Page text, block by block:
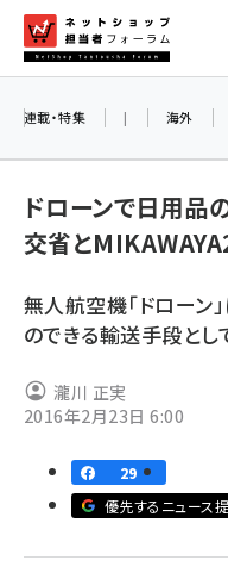
ン
ネッ
yahoo (1906)
ecbeing (1210)
base (1081)
連載・特集 | 海外
ドローンで日用品
交省と
無人航空機「ドローン
のできる輸送手段とし
瀧川 正実
2016年2月23日 6:00
29
優先するニュース